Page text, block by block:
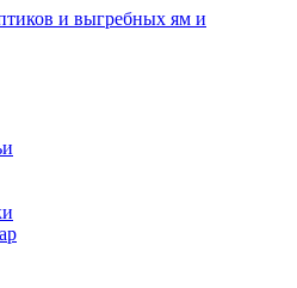
и выгребных ям и